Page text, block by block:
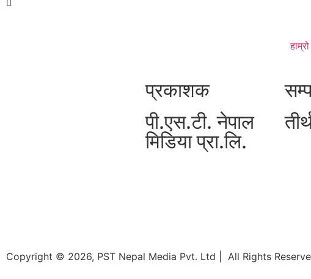
प्रकाशक
पी.एस.टी. नेपाल
मिडिया प्रा.लि.
Copyright © 2026, PST Nepal Media Pvt. Ltd | All Rights